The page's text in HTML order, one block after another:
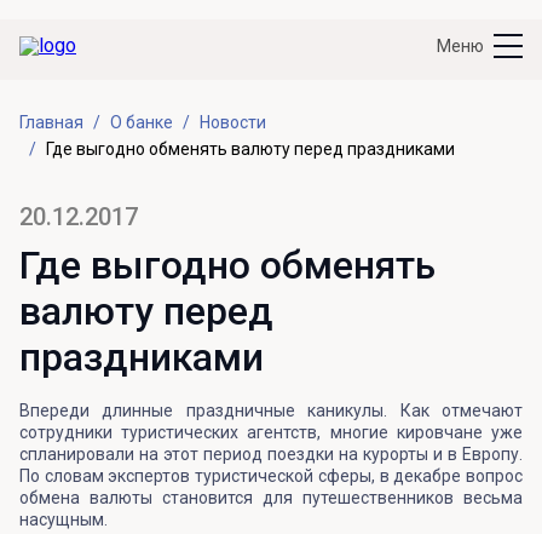
Меню
Главная О банке
Новости
Где выгодно обменять валюту перед праздниками
20.12.2017
Где выгодно обменять
валюту перед
праздниками
Впереди длинные праздничные каникулы. Как отмечают
сотрудники туристических агентств, многие кировчане уже
спланировали на этот период поездки на курорты и в Европу.
По словам экспертов туристической сферы, в декабре вопрос
обмена валюты становится для путешественников весьма
насущным.